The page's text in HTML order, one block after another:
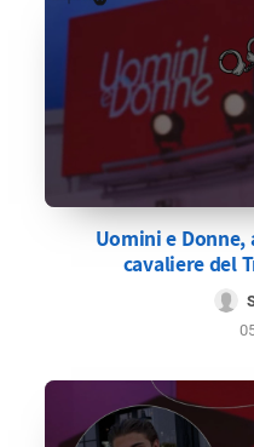
Uomini e
cavaliere del